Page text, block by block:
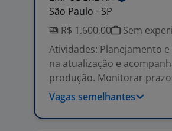
São Paulo - SP
R$ 1.600,00
Sem
Atividades: Planejamento
na atualização e
produção. Monitorar
Vagas semelhantes